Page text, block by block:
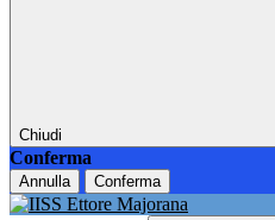
Chiudi
Conferma
Annulla Conferma